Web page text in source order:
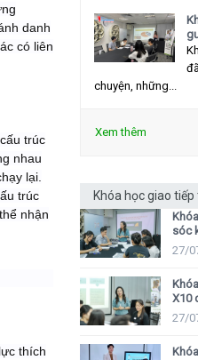
danh
có liên
trúc
nhau
lại.
trúc
nhận
thích
chuyện, những...
Xem thêm
Khóa học giao
sóc
27/
X10
27/